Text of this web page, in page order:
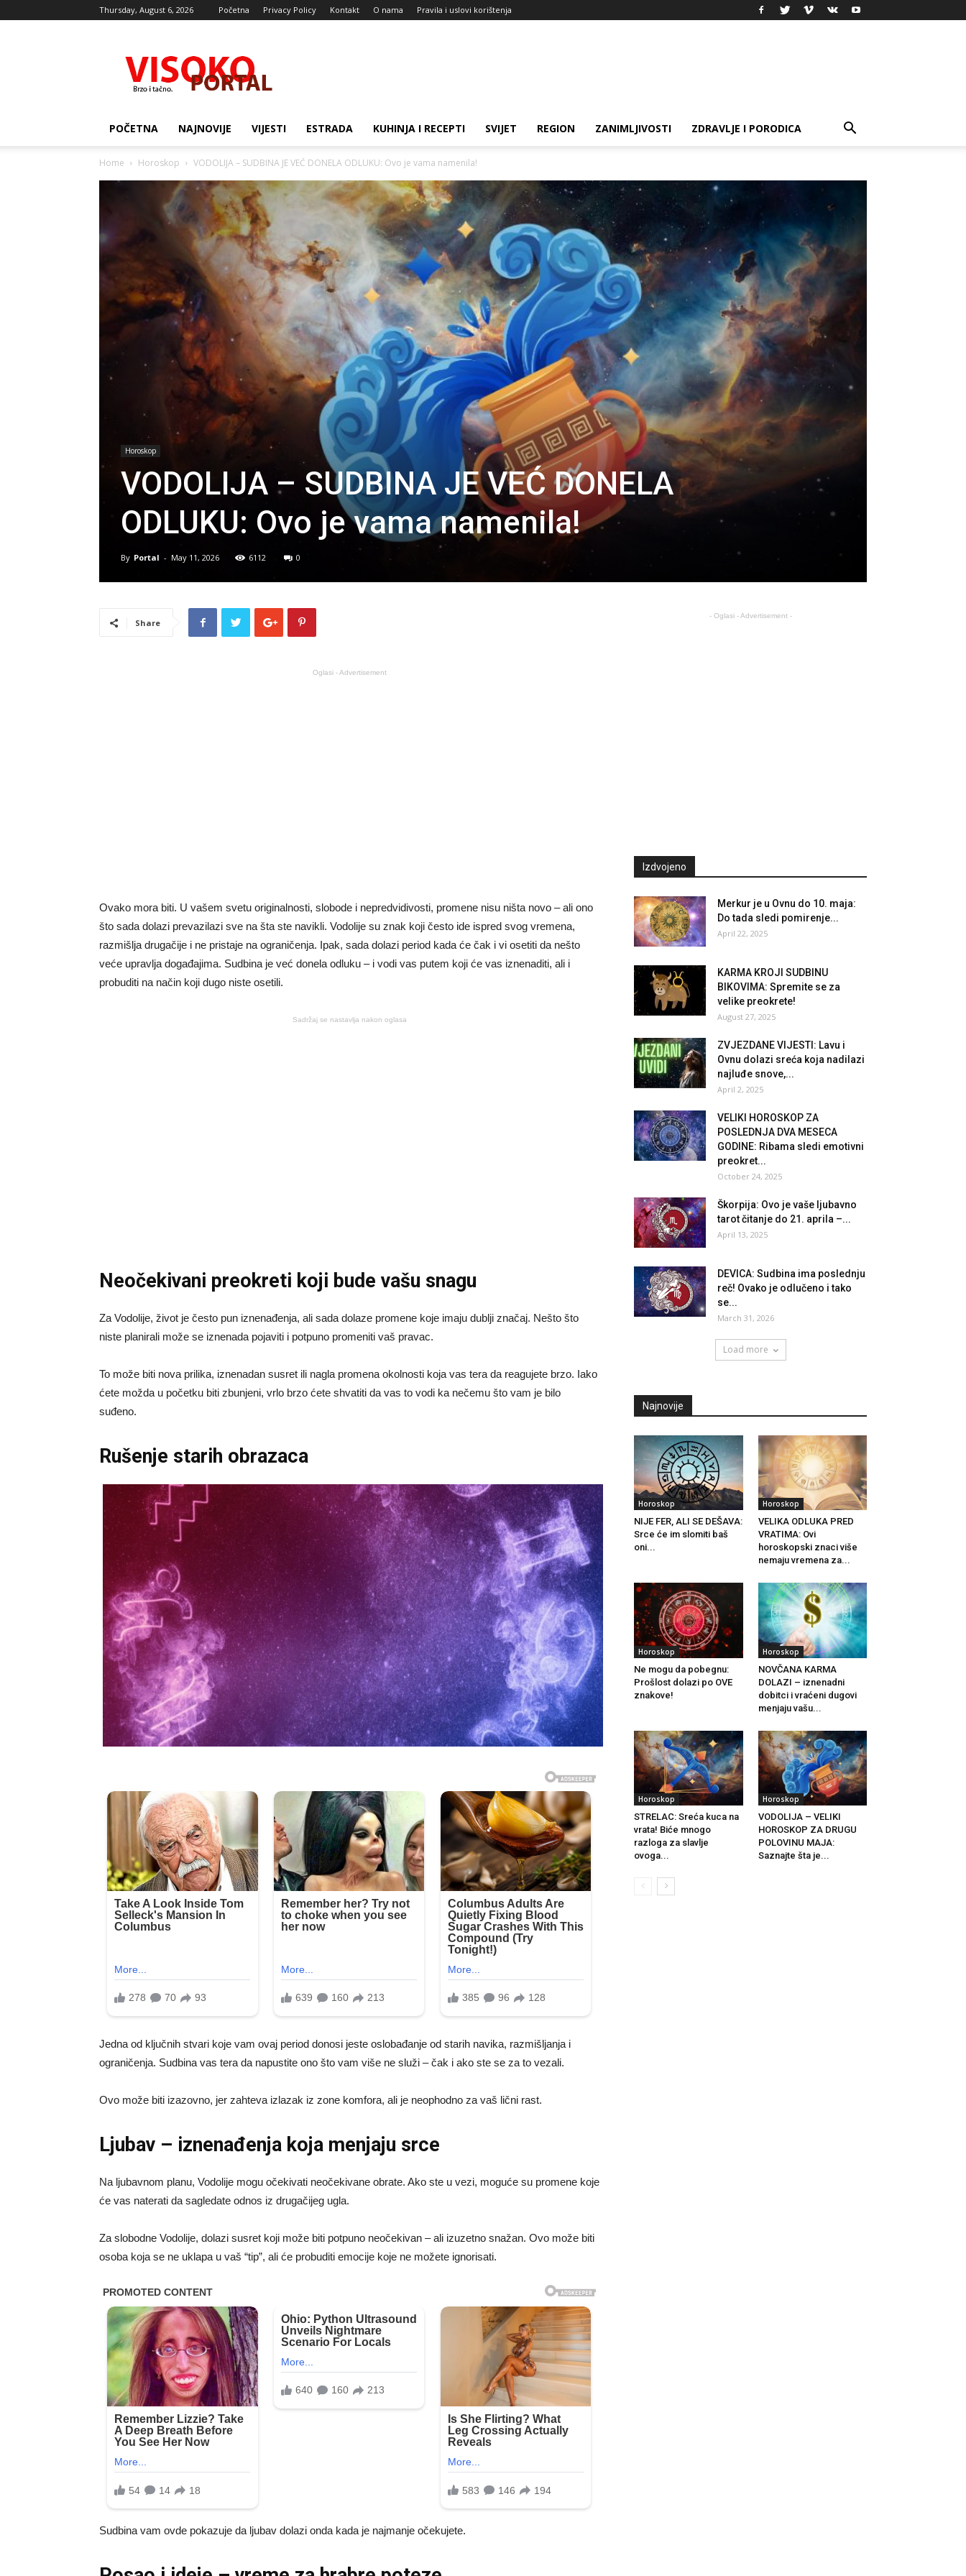
Thursday, August 6, 2026 Početna Privacy Policy Kontakt O nama Pravila i uslovi korištenja
portal
POČETNA NAJNOVIJE VIJESTI ESTRADA KUHINJA I RECEPTI SVIJET REGION ZANIMLJIVOSTI ZDRAVLJE I PORODICA
Home Horoskop VODOLIJA – SUDBINA JE VEĆ DONELA ODLUKU: Ovo je vama namenila!
Horoskop
VODOLIJA – SUDBINA JE VEĆ DONELA
ODLUKU: Ovo je vama namenila!
By Portal - May 11, 2026 6112 0
Share
Oglasi - Advertisement
Ovako mora biti. U vašem svetu originalnosti, slobode i nepredvidivosti, promene nisu ništa novo – ali ono
što sada dolazi prevazilazi sve na šta ste navikli. Vodolije su znak koji često ide ispred svog vremena,
razmišlja drugačije i ne pristaje na ograničenja. Ipak, sada dolazi period kada će čak i vi osetiti da nešto
veće upravlja događajima. Sudbina je već donela odluku – i vodi vas putem koji će vas iznenaditi, ali i
probuditi na način koji dugo niste osetili.
Sadržaj se nastavlja nakon oglasa
Neočekivani preokreti koji bude vašu snagu
Za Vodolije, život je često pun iznenađenja, ali sada dolaze promene koje imaju dublji značaj. Nešto što
niste planirali može se iznenada pojaviti i potpuno promeniti vaš pravac.
To može biti nova prilika, iznenadan susret ili nagla promena okolnosti koja vas tera da reagujete brzo. Iako
ćete možda u početku biti zbunjeni, vrlo brzo ćete shvatiti da vas to vodi ka nečemu što vam je bilo
suđeno.
Rušenje starih obrazaca
Jedna od ključnih stvari koje vam ovaj period donosi jeste oslobađanje od starih navika, razmišljanja i
ograničenja. Sudbina vas tera da napustite ono što vam više ne služi – čak i ako ste se za to vezali.
Ovo može biti izazovno, jer zahteva izlazak iz zone komfora, ali je neophodno za vaš lični rast.
Ljubav – iznenađenja koja menjaju srce
Na ljubavnom planu, Vodolije mogu očekivati neočekivane obrate. Ako ste u vezi, moguće su promene koje
će vas naterati da sagledate odnos iz drugačijeg ugla.
Za slobodne Vodolije, dolazi susret koji može biti potpuno neočekivan – ali izuzetno snažan. Ovo može biti
osoba koja se ne uklapa u vaš “tip”, ali će probuditi emocije koje ne možete ignorisati.
Sudbina vam ovde pokazuje da ljubav dolazi onda kada je najmanje očekujete.
- Oglasi - Advertisement -
Izdvojeno
Merkur je u Ovnu do 10. maja:
Do tada sledi pomirenje...
April 22, 2025
KARMA KROJI SUDBINU
BIKOVIMA: Spremite se za
velike preokrete!
August 27, 2025
ZVJEZDANE VIJESTI: Lavu i
Ovnu dolazi sreća koja nadilazi
najluđe snove,...
April 2, 2025
VELIKI HOROSKOP ZA
POSLEDNJA DVA MESECA
GODINE: Ribama sledi emotivni
preokret...
October 24, 2025
Škorpija: Ovo je vaše ljubavno
tarot čitanje do 21. aprila –...
April 13, 2025
DEVICA: Sudbina ima poslednju
reč! Ovako je odlučeno i tako
se...
March 31, 2026
Load more
Najnovije
Horoskop
NIJE FER, ALI SE DEŠAVA:
Srce će im slomiti baš
oni...
Horoskop
VELIKA ODLUKA PRED
VRATIMA: Ovi
horoskopski znaci više
nemaju vremena za...
Horoskop
Ne mogu da pobegnu:
Prošlost dolazi po OVE
znakove!
Horoskop
NOVČANA KARMA
DOLAZI – iznenadni
dobitci i vraćeni dugovi
menjaju vašu...
Horoskop
STRELAC: Sreća kuca na
vrata! Biće mnogo
razloga za slavlje
ovoga...
Horoskop
VODOLIJA – VELIKI
HOROSKOP ZA DRUGU
POLOVINU MAJA:
Saznajte šta je...